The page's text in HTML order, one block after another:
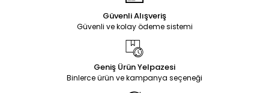
Güvenli Alışveriş
Güvenli ve kolay ödeme sistemi
Geniş Ürün Yelpazesi
Binlerce ürün ve kampanya seçeneği